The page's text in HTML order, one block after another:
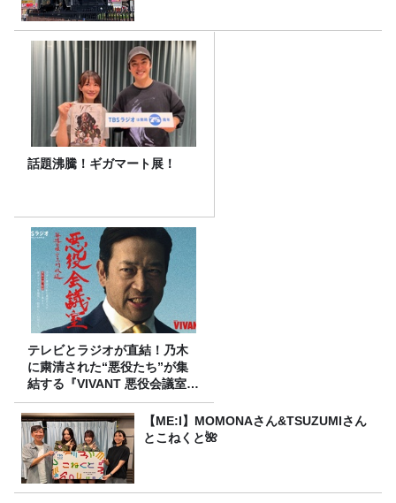
話題沸騰！ギガマート展！
テレビとラジオが直結！乃木
に粛清された“悪役たち”が集
結する『VIVANT 悪役会議室』
7/26(日)23時スタート！
【ME:I】MOMONAさん&TSUZUMIさん
とこねくと🌺